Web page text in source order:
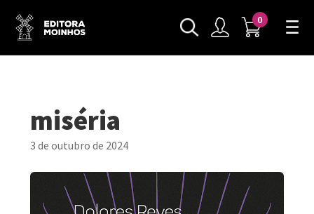
0
miséria
3 de outubro de 2024